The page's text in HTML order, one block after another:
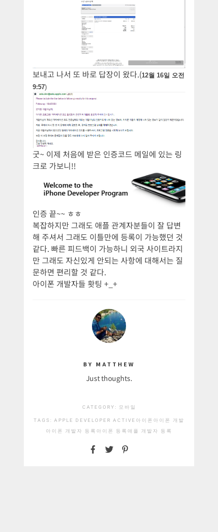
보내고 나서 또 바로 답장이 왔다.(12월 16일 오전
9:57)
굿~ 이제 처음에 받은 인증코드 메일에 있는 링
크로 가보니!!
인증 끝~~ ㅎㅎ
복잡하지만 그래도 애플 관계자분들이 잘 답변
해 주셔서 그래도 이틀만에 등록이 가능했던 것
같다. 빠른 피드백이 가능하니 외국 사이트라지
만 그래도 자신있게 안되는 사항에 대해서는 질
문하면 편리할 것 같다.
아이폰 개발자들 홧팅 +_+
BY MATTHEW
Just thoughts.
CATEGORY: 모바일
TAGS: APPLE DEVELOPER ACTIVE 아이폰 아이폰 개발
아이폰 개발자 등록 아이폰 등록 애플 개발자 등록